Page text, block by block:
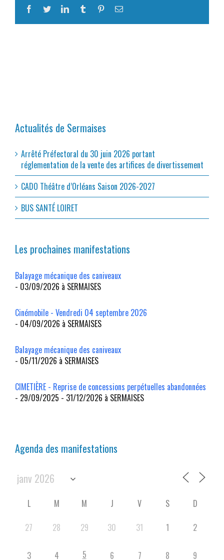
Facebook
TwitterLinkedInTumblr PinterestEmail
Actualités de Sermaises
Arrêté Préfectoral du 30 juin 2026 portant
réglementation de la vente des artifices de divertissement
CADO Théâtre d’Orléans Saison 2026-2027
BUS SANTÉ LOIRET
Les prochaines manifestations
Balayage mécanique des caniveaux
- 03/09/2026 à SERMAISES
Cinémobile - Vendredi 04 septembre 2026
- 04/09/2026 à SERMAISES
Balayage mécanique des caniveaux
- 05/11/2026 à SERMAISES
CIMETIÈRE - Reprise de concessions perpétuelles abandonnées
- 29/09/2025 - 31/12/2026 à SERMAISES
Agenda des manifestations
L M M J V S
D
27
28 29 30 31 1 2
3 4 5 6 7 8 9